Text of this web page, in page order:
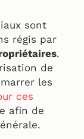
sont
régis par
.
de
les
ces
afin de